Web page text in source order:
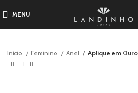
MENU
Início Feminino Anel Aplique em Ouro